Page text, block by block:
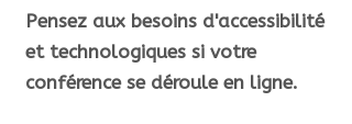
Pensez aux besoins d'accessibilité
et technologiques si votre
conférence se déroule en ligne.